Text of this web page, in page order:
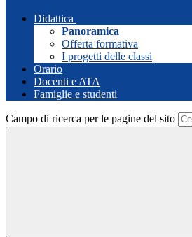
Didattica
Panoramica
Offerta formativa
I progetti delle classi
Orario
Docenti e ATA
Famiglie e studenti
Campo di ricerca per le pagine del sito